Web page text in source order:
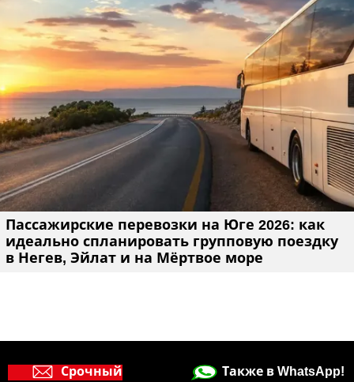
Пассажирские перевозки на Юге 2026: как
идеально спланировать групповую поездку
в Негев, Эйлат и на Мёртвое море
Также в WhatsApp!
Срочный